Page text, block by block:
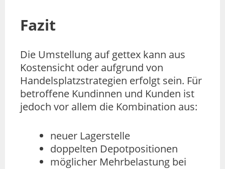
Fazit
Die Umstellung auf gettex kann aus
Kostensicht oder aufgrund von
Handelsplatzstrategien erfolgt sein. Für
betroffene Kundinnen und Kunden ist
jedoch vor allem die Kombination aus:
neuer Lagerstelle
doppelten Depotpositionen
möglicher Mehrbelastung bei